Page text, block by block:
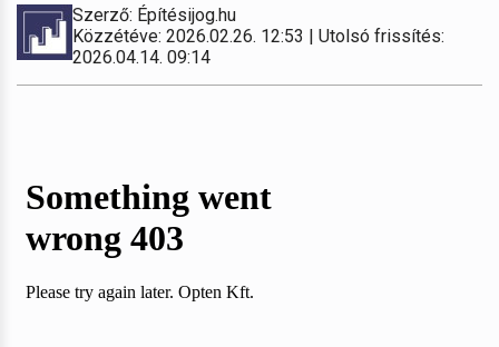
Szerző: Építésijog.hu
Közzétéve: 2026.02.26. 12:53 | Utolsó frissítés:
2026.04.14. 09:14